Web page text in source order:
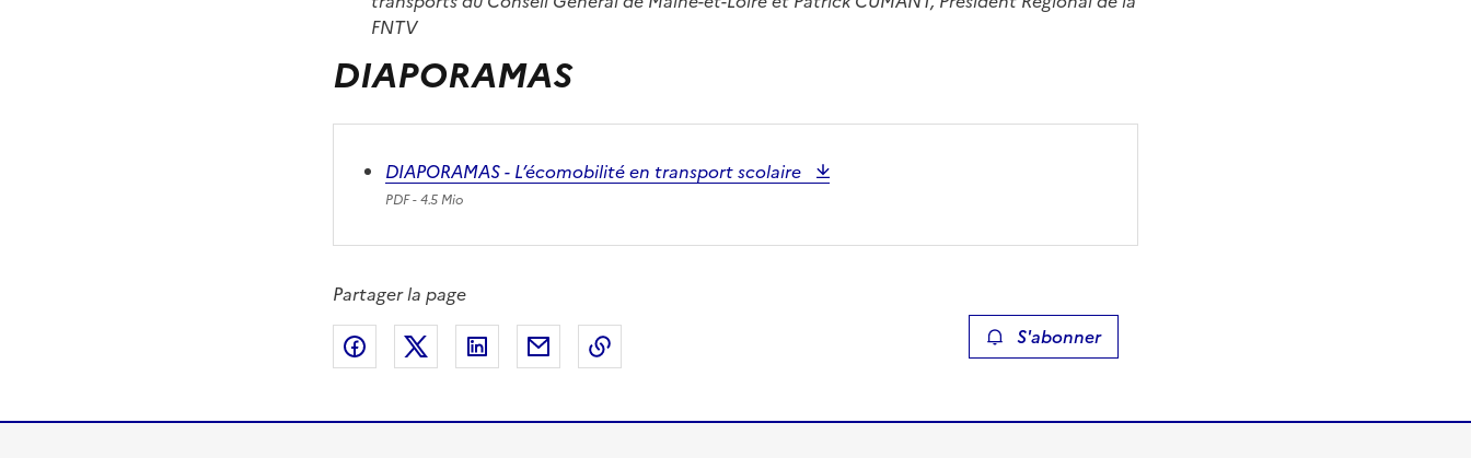
FNTV
DIAPORAMAS
DIAPORAMAS - L’écomobilité en transport scolaire
PDF- 4.5 Mio
Partager la page
Partager sur Facebook
Partager sur XPartager sur LinkedIn
Partager par emailCopier le lien de la page dans le presse-papier S'abonner